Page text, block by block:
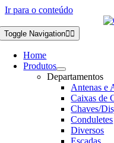
Ir para o conteúdo
Toggle Navigation
Home
Produtos
Departamentos
Antenas e
Caixas de
Chaves/
Conduletes
Diversos
Escadas